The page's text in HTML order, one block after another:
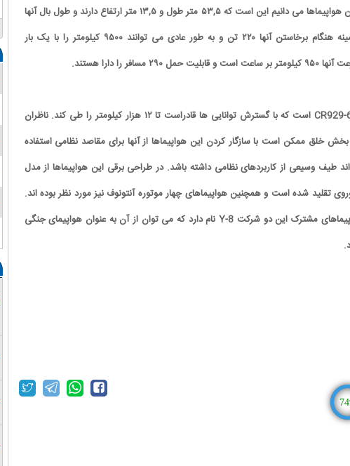
دیگری که تاکنون درباره این هواپیماها می دانیم این است که ۵۳,۵ متر طول و ۱۳,۵ متر ارتفاع دارند و طول بال آنها
۵۵,۶ متر است. وزن بیشینه هنگام برخاستن آنها ۲۲۰ تن و به طور عادی می توانند ۹۵۰۰ کیلومتر را با یک بار
را دارا هستند.
نوع دیگر این هواپیما CR929-600 است که با گسترش توانایی ها قادراست تا ۱۲ هزار کیلومتر را طی کند. ناظران
خلق ممکن است با سازگار کردن این هواپیماها از آنها برای مقاصد نظامی استفاده
طیف وسیعی از کاربردهای نظامی داشته باشد. در طراحی برقی این هواپیماها از مدل
تقلید شده است و همچنین هواپیماهای چهار موتوره آنتونوف نیز مورد نظر بوده اند.
ورژن چینی و کوچکتر هواپیماهای مشترک این دو شرکت Y-8 نام دارد که می توان از آن به عنوان هواپیمای جنگی
74